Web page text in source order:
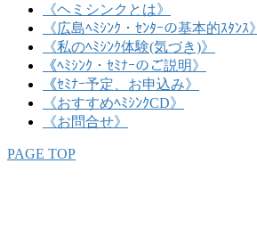
《ヘミシンクとは》
《広島ﾍﾐｼﾝｸ・ｾﾝﾀｰの基本的ｽﾀﾝｽ》
《私のﾍﾐｼﾝｸ体験(気づき)》
《ﾍﾐｼﾝｸ・ｾﾐﾅｰのご説明》
《ｾﾐﾅｰ予定、お申込み》
《おすすめﾍﾐｼﾝｸCD》
《お問合せ》
PAGE TOP